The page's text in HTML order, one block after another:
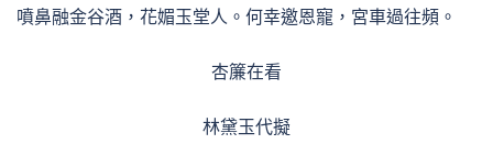
噴鼻融金谷酒，花媚玉堂人。何幸邀恩寵，宮車過往頻。
杏簾在看
林黛玉代擬